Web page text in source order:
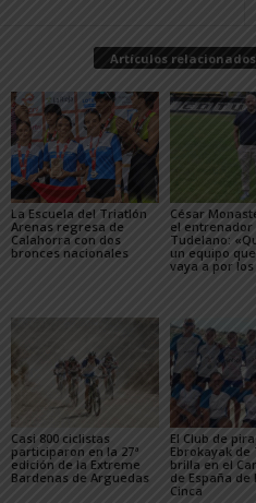
Artículos relacionados
La Escuela del Triatlón
Arenas regresa de
Calahorra con dos
bronces nacionales
César
el entrenador
Tudelano:
un equipo
vaya a por
Casi 800 ciclistas
participaron en la 27ª
edición de la Extreme
Bardenas de Arguedas
El Club de
Ebrokayak de
brilla en el
de España de
Cinca